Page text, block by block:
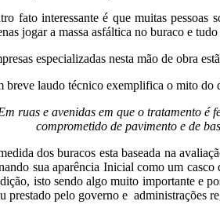
fato interessante é que muitas
jogar a massa asfáltica no buraco e
especializadas nesta mão de obra
breve laudo técnico exemplifica o mito do
ruas e avenidas em que o tratamento é
comprometido de pavimento e de
dos buracos esta baseada na
sua aparência Inicial como um casco
isto sendo algo muito importante e
prestado pelo governo e administrações